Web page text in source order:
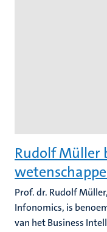
Rudolf Müller
Prof. dr. Rudolf
Infonomics, is
van het Business